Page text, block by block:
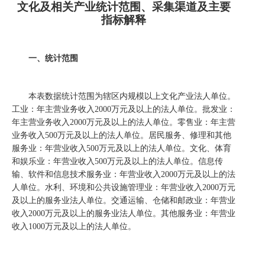
文化及相关产业统计范围、采集渠道及主要
指标解释
一、统计范围
本表数据统计范围为辖区内规模以上文化产业法人单位。
工业：年主营业务收入2000万元及以上的法人单位。批发业：
年主营业务收入2000万元及以上的法人单位。零售业：年主营
业务收入500万元及以上的法人单位。居民服务、修理和其他
服务业：年营业收入500万元及以上的法人单位。文化、体育
和娱乐业：年营业收入500万元及以上的法人单位。信息传
输、软件和信息技术服务业：年营业收入2000万元及以上的法
人单位。水利、环境和公共设施管理业：年营业收入2000万元
及以上的服务业法人单位。交通运输、仓储和邮政业：年营业
收入2000万元及以上的服务业法人单位。其他服务业：年营业
收入 1000万元及以上的法人单位。